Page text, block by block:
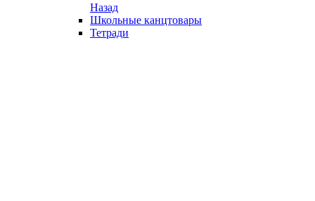
Назад
Школьные канцтовары
Тетради